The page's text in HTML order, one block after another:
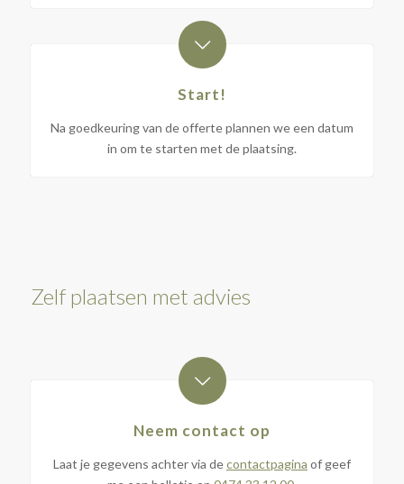
Start!
Na goedkeuring van de offerte plannen we een datum
in om te starten met de plaatsing.
Zelf plaatsen met advies
Neem contact op
Laat je gegevens achter via decontactpagina of geef